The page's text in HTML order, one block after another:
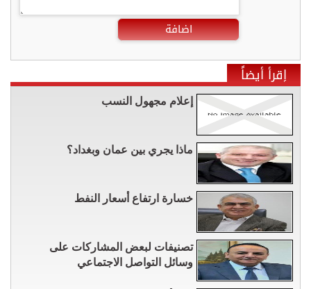
اضافة
إقرأ أيضاً
إعلام مجهول النسب
ماذا يجري بين عمان وبغداد؟
خسارة ارتفاع أسعار النفط
تصنيفات لبعض المشاركات على
وسائل التواصل الاجتماعي